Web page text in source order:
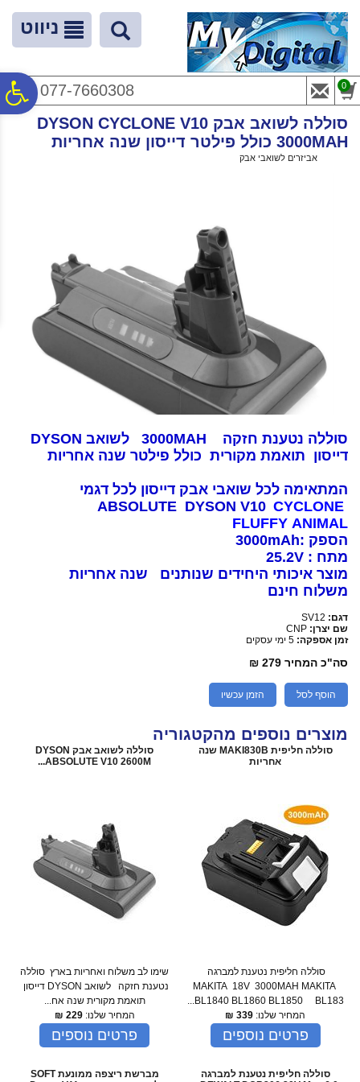
נגישות
המרכזי
ניווט
077-7660308 0
סוללה לשואב אבק DYSON CYCLONE V10
3000MAH כולל פילטר דייסון שנה אחריות
אביזרים לשואבי אבק
סוללה נטענת חזקה 3000MAH לשואב DYSON
דייסון תואמת מקורית כולל פילטר שנה אחריות
המתאימה לכל שואבי אבק דייסון לכל דגמי
ABSOLUTE DYSON V10 CYCLONE
FLUFFY ANIMAL
הספק :3000mAh
מתח : 25.2V
מוצר איכותי היחידים שנותנים שנה אחריות
משלוח חינם
דגם: SV12
שם יצרן: CNP
זמן אספקה: 5 ימי עסקים
סה"כ המחיר 279 ₪
הוסף לסל הזמן עכשיו
מוצרים נוספים מהקטגוריה
סוללה חליפית MAKI830B שנה
אחריות
סוללה חליפית נטענת למברגה
MAKITA 18V 3000MAH MAKITA
BL1840 BL1860 BL1850 BL183...
המחיר שלנו: 339
₪
פרטים נוספים
סוללה לשואב אבק DYSON
ABSOLUTE V10 2600M...
שימו לב משלוח ואחריות בארץ סוללה
נטענת חזקה לשואב DYSON דייסון
תואמת מקורית שנה אח...
המחיר שלנו:229
₪
פרטים נוספים
סוללה חליפית נטענת למברגה
מברשת ריצפה ממונעת SOFT